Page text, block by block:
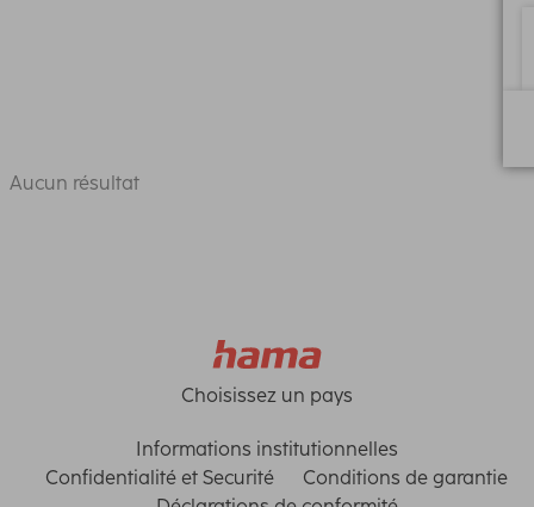
Aucun résultat
Choisissez un pays
Informations institutionnelles
Confidentialité et Securité
Conditions de garantie